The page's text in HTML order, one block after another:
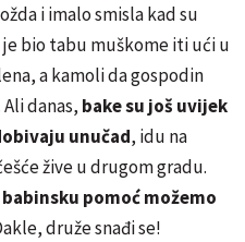
i imalo smisla kad su
bio tabu muškome iti ući u
a kamoli da gospodin
danas, bake su još uvijek
unučad, idu na
žive u drugom gradu.
babinsku pomoć možemo
druže snađi se!